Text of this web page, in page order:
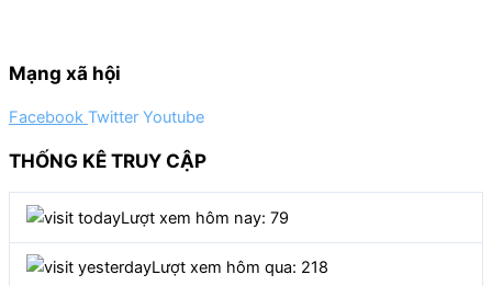
Mạng xã hội
Facebook Twitter Youtube
THỐNG KÊ TRUY CẬP
Lượt xem hôm nay: 79
Lượt xem hôm qua: 218